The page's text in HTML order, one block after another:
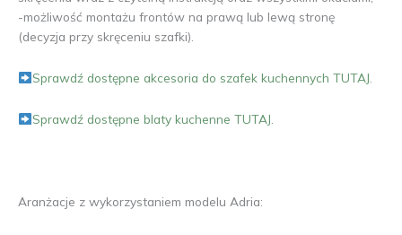
-możliwość montażu frontów na prawą lub lewą stronę
(decyzja przy skręceniu szafki).
Sprawdź dostępne akcesoria do szafek kuchennych TUTAJ.
Sprawdź dostępne blaty kuchenne TUTAJ.
Aranżacje z wykorzystaniem modelu Adria: